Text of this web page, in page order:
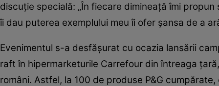
discuţie specială: „În fiecare dimineaţă îmi
îi dau puterea exemplului meu îi ofer şansa de a
Evenimentul s-a desfăşurat cu ocazia lansării
raft în hipermarketurile Carrefour din întreaga
români. Astfel, la 100 de produse P&G